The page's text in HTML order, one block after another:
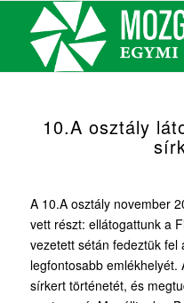
10.A osztály
A 10.A osztály november
vett részt: ellátogattunk a
vezetett sétán fedeztük
legfontosabb
sírkert történetét, és